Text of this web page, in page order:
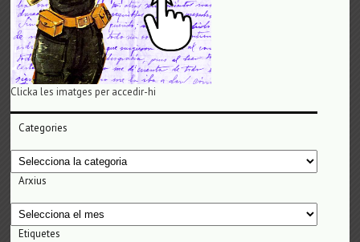
Clicka les imatges per accedir-hi
Categories
Categories
Arxius
Arxius
Etiquetes